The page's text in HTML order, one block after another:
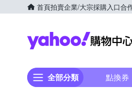
首頁拍賣企業/大宗採購入口合
全部分類 點換券